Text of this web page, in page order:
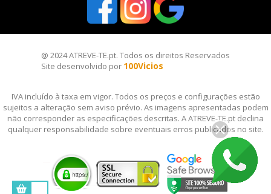
@ 2024 ATREVE-TE.pt. Todos os direitos Reservados
Site desenvolvido por 100Vicios
IVA incluído à taxa em vigor. Todos os preços e configurações estão
sujeitos a alteração sem aviso prévio. As imagens apresentadas podem
não corresponder as especificações descritas. A ATREVE-TE.pt declina
qualquer responsabilidade sobre eventuais erros publicados no site.